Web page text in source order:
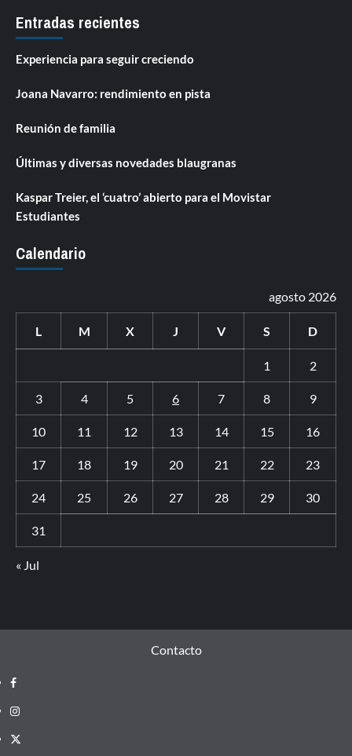
Entradas recientes
Experiencia para seguir creciendo
Joana Navarro: rendimiento en pista
Reunión de familia
Últimas y diversas novedades blaugranas
Kaspar Treier, el ‘cuatro’ abierto para el Movistar
Estudiantes
Calendario
agosto 2026
L M X J V S D
1 2
3 4 5 6 7 8 9
10 11 12 13 14 15 16
17 18 19 20 21 22 23
24 25 26 27 28 29 30
31
« Jul
Contacto